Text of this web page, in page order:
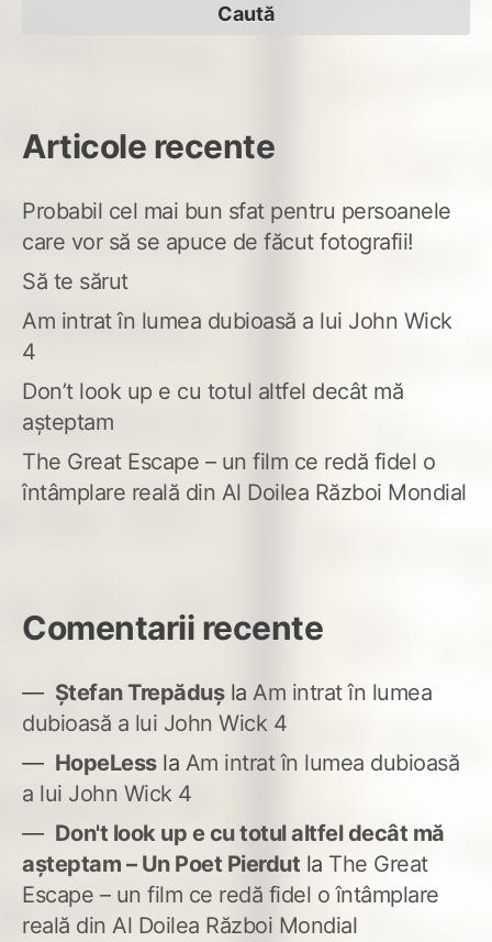
Articole recente
Probabil cel mai bun sfat pentru persoanele
care vor să se apuce de făcut fotografii!
Să te sărut
Am intrat în lumea dubioasă a lui John Wick
4
Don’t look up e cu totul altfel decât mă
așteptam
The Great Escape – un film ce redă fidel o
întâmplare reală din Al Doilea Război Mondial
Comentarii recente
Ștefan Trepădușla Am intrat în lumea
dubioasă a lui John Wick 4
HopeLessla Am intrat în lumea dubioasă
a lui John Wick 4
Don't look up e cu totul altfel decât mă
așteptam – Un Poet Pierdut la The Great
Escape – un film ce redă fidel o întâmplare
reală din Al Doilea Război Mondial